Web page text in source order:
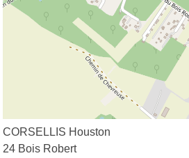
CORSELLIS Houston
24 Bois Robert